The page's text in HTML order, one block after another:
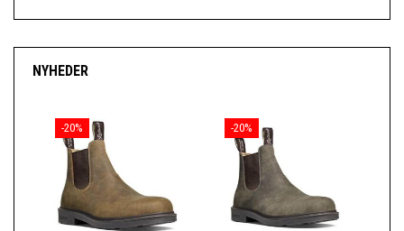
NYHEDER
-20% -20%